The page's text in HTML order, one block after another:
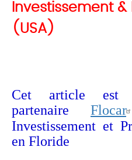
Investissement
(USA)
Cet article est
partenaire
Flocar
Investissement et
en Floride